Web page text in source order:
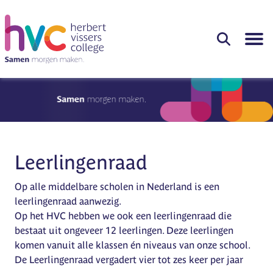
Leerlingenraad
Op alle middelbare scholen in Nederland is een
leerlingenraad aanwezig.
Op het HVC hebben we ook een leerlingenraad die
bestaat uit ongeveer 12 leerlingen. Deze leerlingen
komen vanuit alle klassen én niveaus van onze school.
De Leerlingenraad vergadert vier tot zes keer per jaar